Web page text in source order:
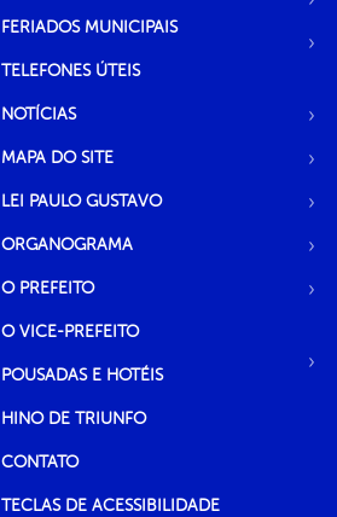
FERIADOS MUNICIPAIS
TELEFONES ÚTEIS
NOTÍCIAS
MAPA DO SITE
LEI PAULO GUSTAVO
ORGANOGRAMA
O PREFEITO
O VICE-PREFEITO
POUSADAS E HOTÉIS
HINO DE TRIUNFO
CONTATO
TECLAS DE ACESSIBILIDADE